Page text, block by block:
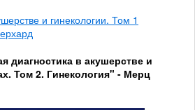
и гинекологии. Том 1
диагностика в акушерстве и
Том 2. Гинекология" - Мерц